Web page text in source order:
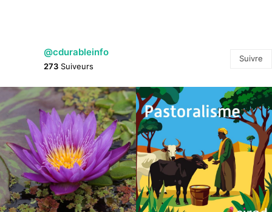
@cdurableinfo
273 Suiveurs
Suivre